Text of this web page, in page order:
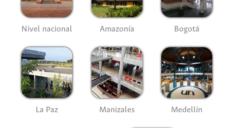
Nivel nacional Amazonía Bogotá
La Paz Manizales Medellín